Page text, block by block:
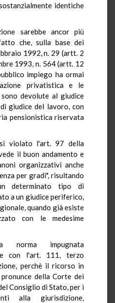
identiche
sarebbe ancor più
che, sulla base dei
1992, n. 29 (artt. 2
1993, n. 564 (artt. 12
impiego ha ormai
privatistica e le
devolute al giudice
giudice del lavoro, con
pensionistica riservata
violato l'art. 97 della
il buon andamento e
organizzativi anche
per gradi", risultando
determinato tipo di
a un giudice periferico,
quando già esiste
con le medesime
impugnata
con l'art. 111, terzo
perchè il ricorso in
della Corte dei
Consiglio di Stato, per i
alla giurisdizione,